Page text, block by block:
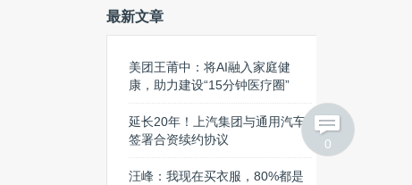
0
最新文章
美团王莆中：将AI融入家庭健
康，助力建设“15分钟医疗圈”
延长20年！上汽集团与通用汽车
签署合资续约协议
汪峰：我现在买衣服，80%都是